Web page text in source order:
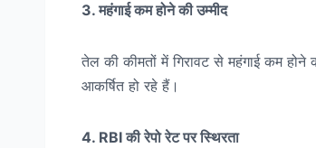
3. महंगाई कम होने की उम्मीद
तेल की कीमतों में गिरावट से महंगाई कम
आकर्षित हो रहे हैं।
4. RBI की रेपो रेट पर स्थिरता